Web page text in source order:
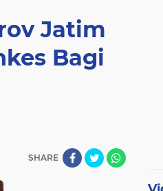
Jatim
Bagi
SHARE